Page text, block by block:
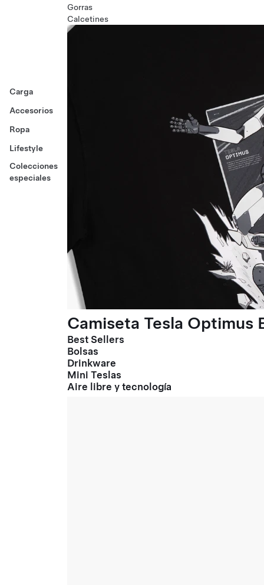
Carga
Accesorios
Ropa
Lifestyle
Colecciones
especiales
Gorras
Calcetines
Camiseta Tesla Optimus
Best Sellers
Bolsas
Drinkware
Mini Teslas
Aire libre y tecnología